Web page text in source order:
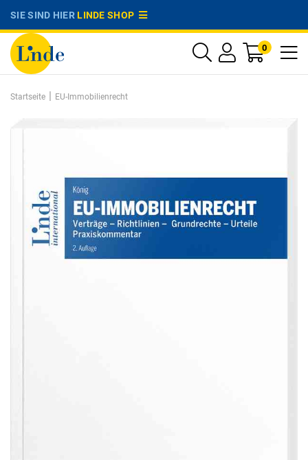
SIE SIND HIERLINDE SHOP
0
Startseite | EU-Immobilienrecht